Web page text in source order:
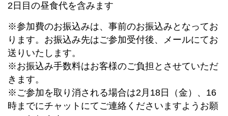
2日目の昼食代を含みます
※参加費のお振込みは、事前のお振込みとなってお
ります。お振込み先はご参加受付後、メールにてお
送りいたします。
※お振込み手数料はお客様のご負担とさせていただ
きます。
※ご参加を取り消される場合は2月18日（金）、16
時までにチャットにてご連絡くださいますようお願